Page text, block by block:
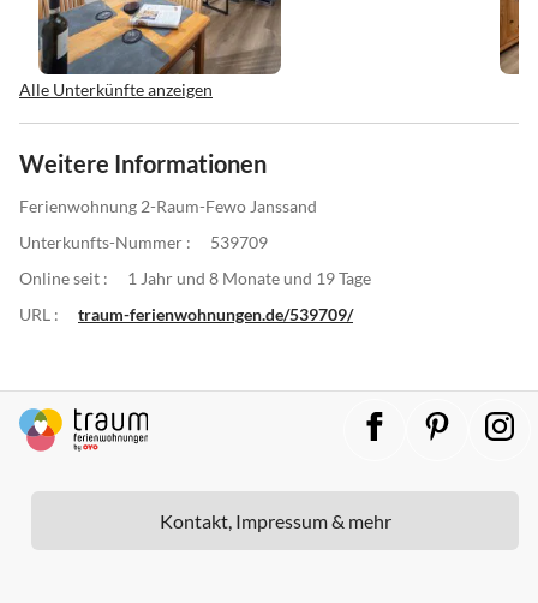
Alle Unterkünfte anzeigen
Weitere Informationen
Ferienwohnung 2-Raum-Fewo Janssand
Unterkunfts-Nummer :
539709
Online seit :
1 Jahr und 8 Monate und 19 Tage
URL :
traum-ferienwohnungen.de/539709/
Kontakt, Impressum & mehr